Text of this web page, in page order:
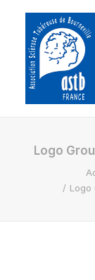
SOIGNER
Logo
Logo